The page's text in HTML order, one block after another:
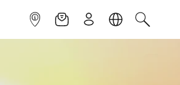
INFOPOINTNEWSLETTER
ISCRIVITILINGUACERCA